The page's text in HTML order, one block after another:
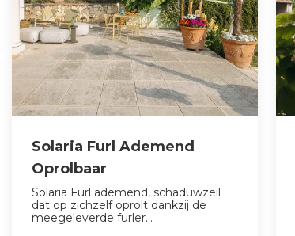
Solaria Furl Ademend
Oprolbaar
Solaria Furl ademend, schaduwzeil
dat op zichzelf oprolt dankzij de
meegeleverde furler...